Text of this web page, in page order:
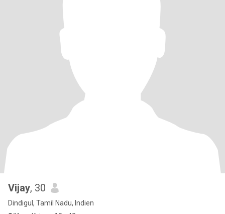
Vijay, 30
Dindigul, Tamil Nadu, Indien